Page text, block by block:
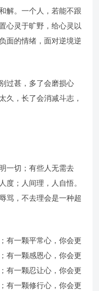
解。一个人，若能不跟
心灵于旷野，给心灵以
面的情绪，面对逆境逆
过甚，多了会磨损心
久，长了会消减斗志，
一切；有些人无需去
度；人间理，人自悟。
骂，不去理会是一种超
有一颗平常心，你会更
有一颗感恩心，你会更
有一颗忍让心，你会更
有一颗修行心，你会更